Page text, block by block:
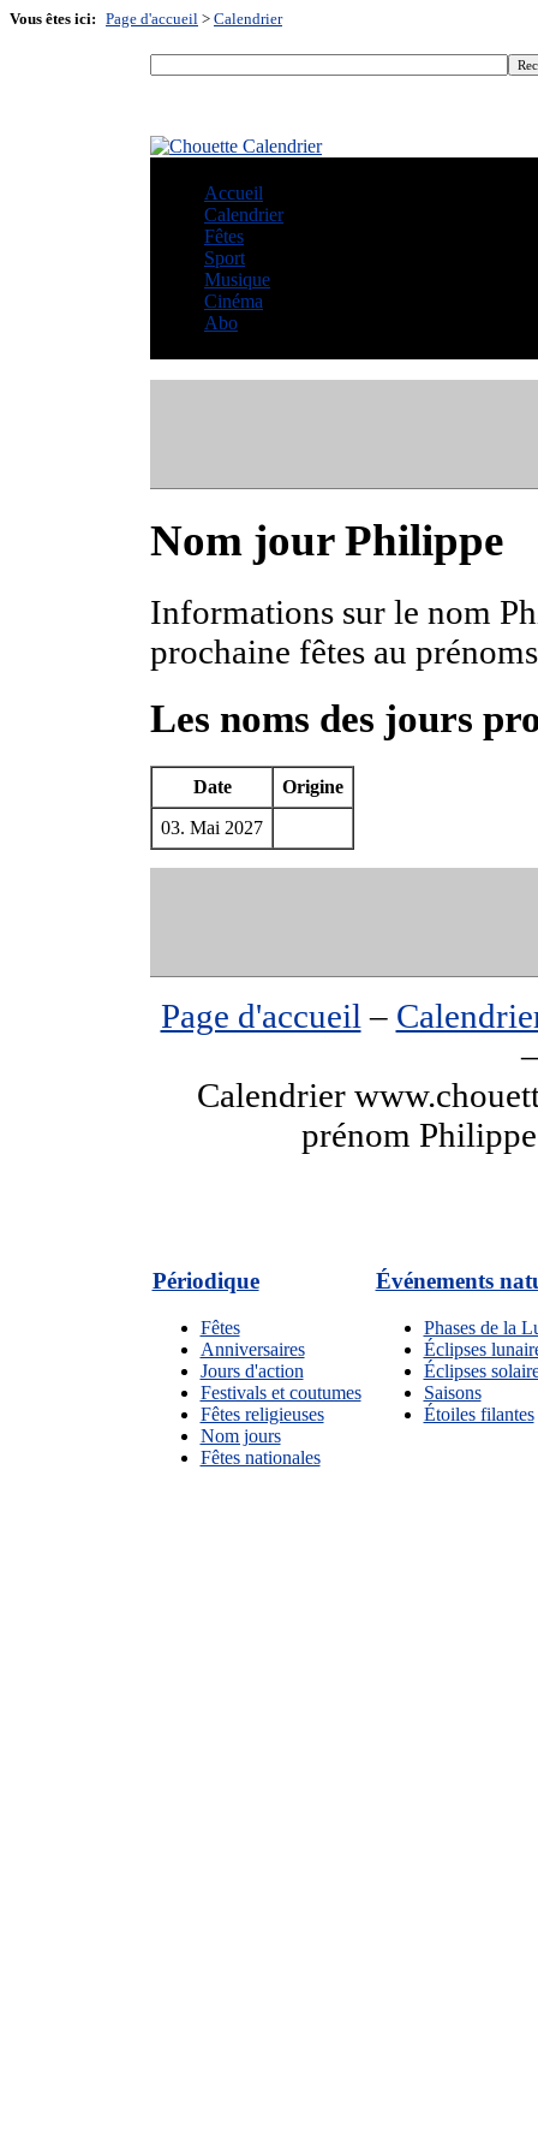
Accueil
Calendrier
Fêtes
Sport
Musique
Cinéma
Abo
Vous êtes ici: Page d'accueil > Calendrier
Nom jour Philippe
Informations sur le nom
prochaine fêtes au
Les noms des jours
Date
Origine
03. Mai 2027
Page d'accueil –
Calendrier
prénom
Périodique
Fêtes
Anniversaires
Jours d'action
Festivals et coutumes
Fêtes religieuses
Nom jours
Fêtes nationales
Événements
Phases de la
Éclipses
Éclipses
Saisons
Étoiles filantes